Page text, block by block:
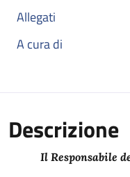
Allegati
A cura di
Descrizione
Il Responsabile